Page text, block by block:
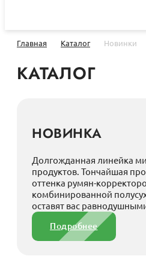
Главная
Каталог Новинки
КАТАЛОГ
НОВИНКА
Долгожданная линейка
продуктов. Тончайшая
оттенка румян-
комбинированной
оставят вас
Подробнее